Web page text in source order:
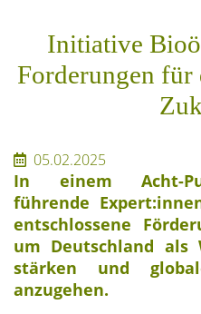
Initiative
Forderungen
05.02.2025
In einem Acht-
führende
entschlossene
um Deutschland als
stärken und
anzugehen.